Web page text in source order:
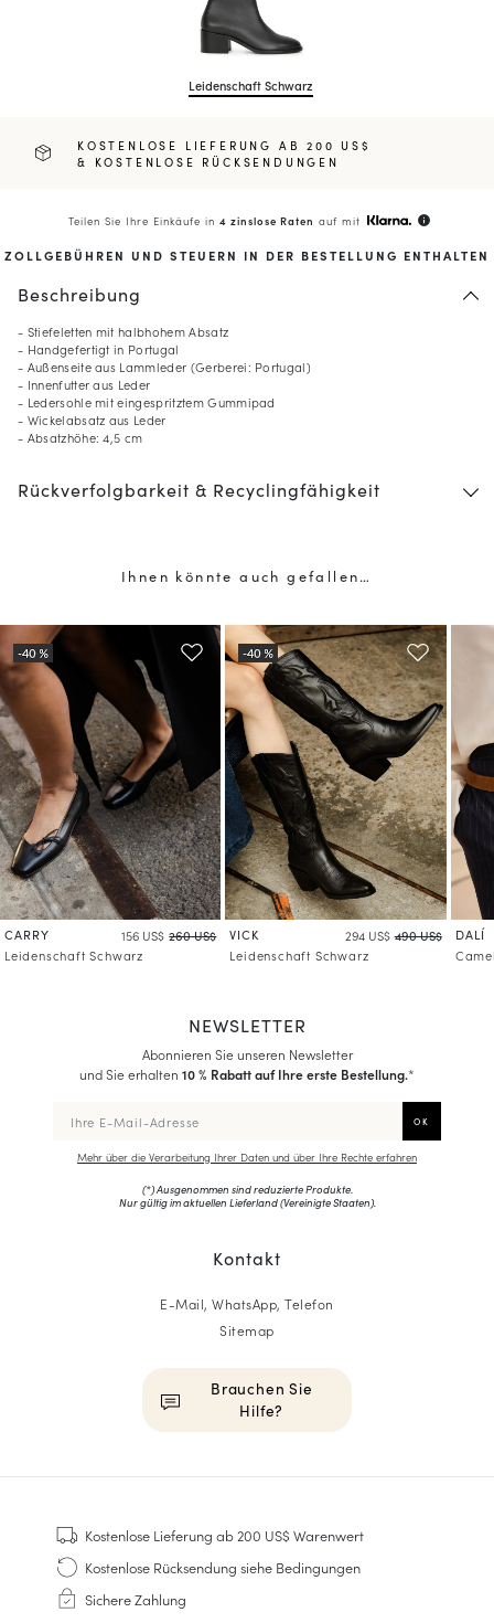
Leidenschaft Schwarz
KOSTENLOSE LIEFERUNG AB 200 US$
& KOSTENLOSE RÜCKSENDUNGEN
Teilen Sie Ihre Einkäufe in 4 zinslose Raten auf mit info
ZOLLGEBÜHREN UND STEUERN IN DER BESTELLUNG ENTHALTEN
Beschreibung
- Stiefeletten mit halbhohem Absatz
- Handgefertigt in Portugal
- Außenseite aus Lammleder (Gerberei: Portugal)
- Innenfutter aus Leder
- Ledersohle mit eingespritztem Gummipad
- Wickelabsatz aus Leder
- Absatzhöhe: 4,5 cm
Rückverfolgbarkeit & Recyclingfähigkeit
Ihnen könnte auch gefallen…
CARRY 156 US$ 260 US$
Leidenschaft Schwarz
VICK 294 US$ 490 US$
Leidenschaft Schwarz
DALÍ
NEWSLETTER
Abonnieren Sie unseren Newsletter
und Sie erhalten 10 % Rabatt auf Ihre erste Bestellung.*
Mehr über die Verarbeitung Ihrer Daten und über Ihre Rechte erfahren
(*) Ausgenommen sind reduzierte Produkte.
Nur gültig im aktuellen Lieferland (Vereinigte Staaten).
Kontakt
E-Mail, WhatsApp, Telefon
Sitemap
Brauchen Sie
Hilfe?
Sneakers
Goodyear genäht
Derbys & Richelieu
Richelieu-Herrenschuhe
Kostenlose Lieferung ab 200 US$ Warenwert
Kostenlose Rücksendung siehe Bedingungen
Sichere Zahlung